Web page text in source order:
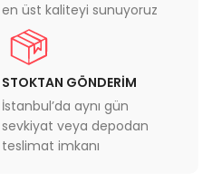
en üst kaliteyi sunuyoruz
STOKTAN GÖNDERİM
İstanbul’da aynı gün
sevkiyat veya depodan
teslimat imkanı